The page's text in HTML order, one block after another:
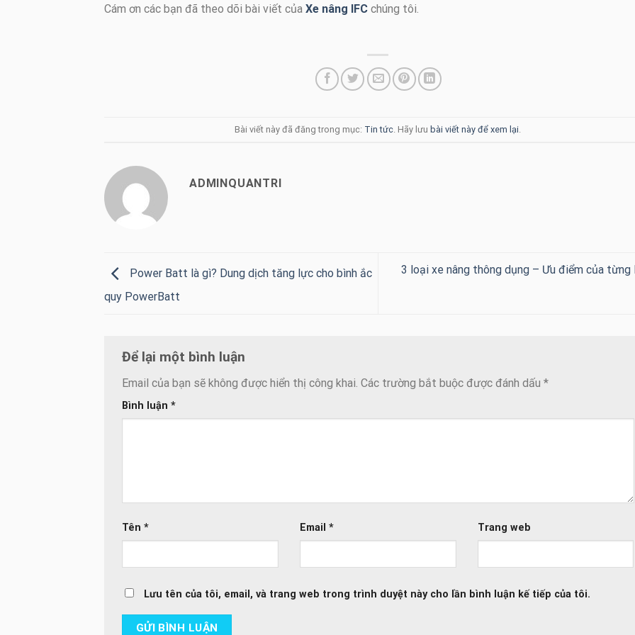
Cám ơn các bạn đã theo dõi bài viết của Xe nâng IFC chúng tôi.
Bài viết này đã đăng trong mục: Tin tức . Hãy lưubài viết này để xem lại
ADMINQUANTRI
Power Batt là gì? Dung dịch tăng lực cho bình ắc
quy PowerBatt
3 loại xe nâng thông dụng – Ưu điểm của từng
Để lại một bình luận
Email của bạn sẽ không được hiển thị công khai. Các trường bắt buộc được đánh dấu *
Bình luận *
Tên * Email * Trang web
Lưu tên của tôi, email, và trang web trong trình duyệt này cho lần bình luận kế tiếp của tôi.